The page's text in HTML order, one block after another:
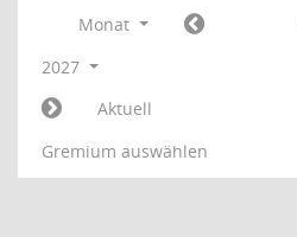
Monat
2027
Aktuell
Gremium auswählen